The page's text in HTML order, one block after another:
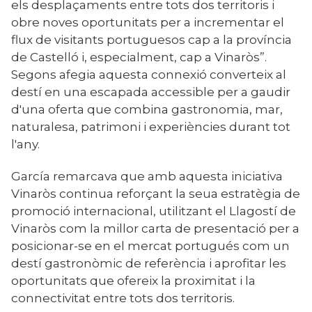
els desplaçaments entre tots dos territoris i
obre noves oportunitats per a incrementar el
flux de visitants portuguesos cap a la província
de Castelló i, especialment, cap a Vinaròs”.
Segons afegia aquesta connexió converteix al
destí en una escapada accessible per a gaudir
d'una oferta que combina gastronomia, mar,
naturalesa, patrimoni i experiències durant tot
l'any.
García remarcava que amb aquesta iniciativa
Vinaròs continua reforçant la seua estratègia de
promoció internacional, utilitzant el Llagostí de
Vinaròs com la millor carta de presentació per a
posicionar-se en el mercat portugués com un
destí gastronòmic de referència i aprofitar les
oportunitats que ofereix la proximitat i la
connectivitat entre tots dos territoris.